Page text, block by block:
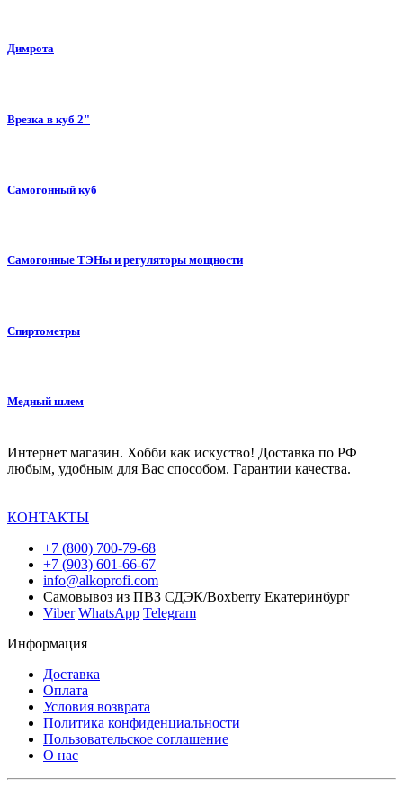
Димрота
Врезка в куб 2"
Самогонный куб
Самогонные ТЭНы и регуляторы мощности
Спиртометры
Медный шлем
Интернет магазин. Хобби как искуство! Доставка по РФ
любым, удобным для Вас способом. Гарантии качества.
КОНТАКТЫ
+7 (800) 700-79-68
+7 (903) 601-66-67
info@alkoprofi.com
Самовывоз из ПВЗ СДЭК/Boxberry Екатеринбург
Viber WhatsApp Telegram
Информация
Доставка
Оплата
Условия возврата
Политика конфиденциальности
Пользовательское соглашение
О нас